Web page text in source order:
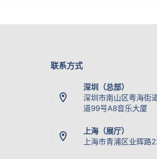
联系方式
深圳（总部）
深圳市南山区粤海街
道99号A8音乐大厦
上海（展厅）
上海市青浦区业辉路